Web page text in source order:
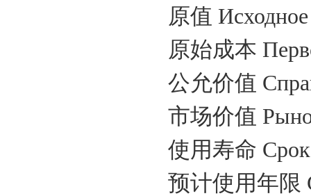
原值
原始成本
公允价值
市场价值
使用寿命
预计使用年限